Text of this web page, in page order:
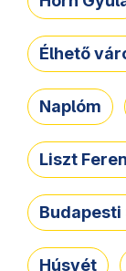
Élhető
Naplóm
Liszt
Húsvét